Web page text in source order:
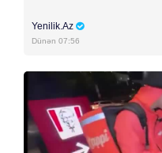
Yenilik.Az
Dünən 07:56